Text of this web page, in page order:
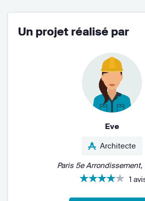
Un projet réalisé par
Eve
Architecte
Paris 5e Arrondissement,
1